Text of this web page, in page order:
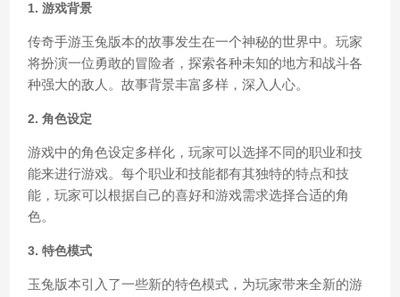
1. 游戏背景
传奇手游玉兔版本的故事发生在一个神秘的世界中。玩家
将扮演一位勇敢的冒险者，探索各种未知的地方和战斗各
种强大的敌人。故事背景丰富多样，深入人心。
2. 角色设定
游戏中的角色设定多样化，玩家可以选择不同的职业和技
能来进行游戏。每个职业和技能都有其独特的特点和技
能，玩家可以根据自己的喜好和游戏需求选择合适的角
色。
3. 特色模式
玉兔版本引入了一些新的特色模式，为玩家带来全新的游